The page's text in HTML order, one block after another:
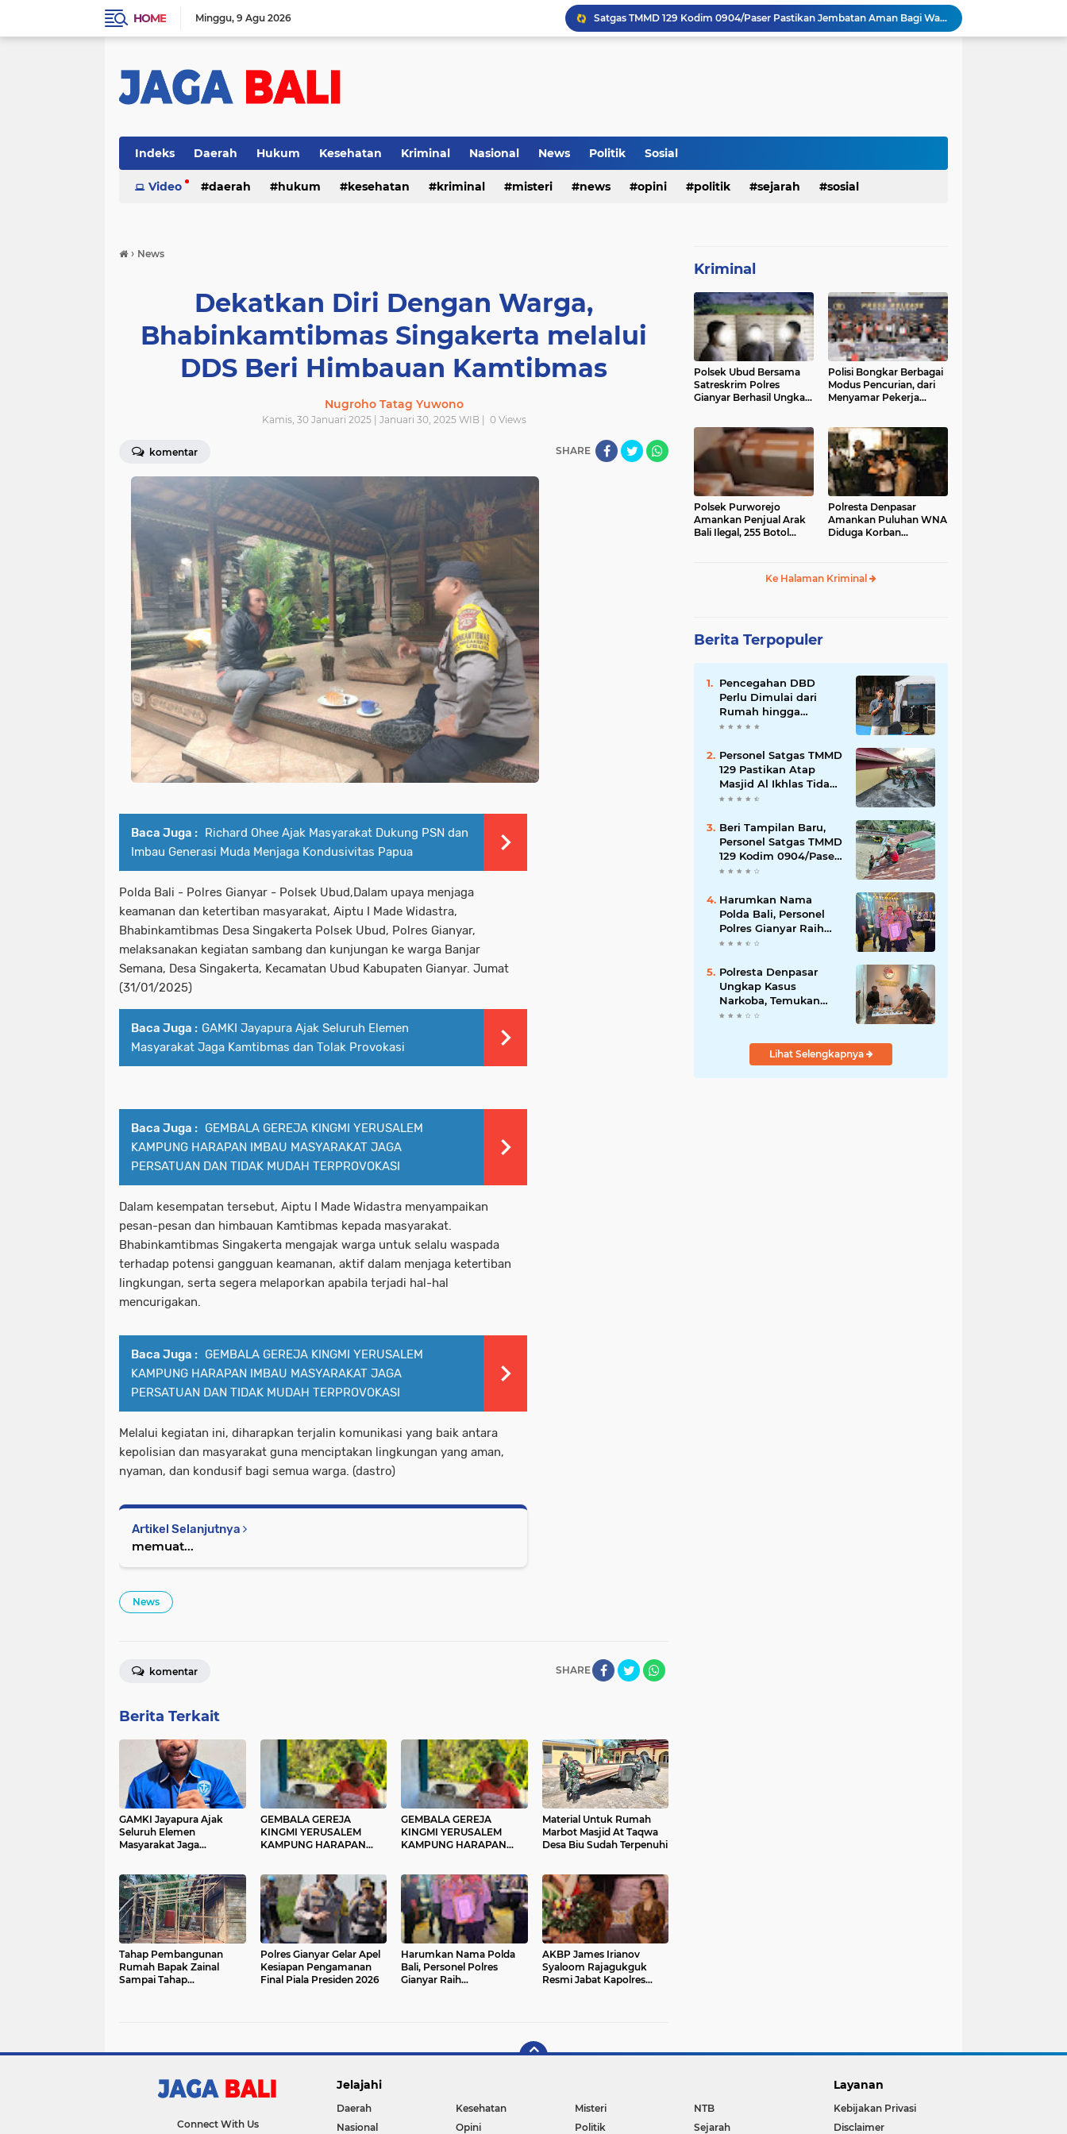
HOME Minggu 9 Agu 2026
Satgas TMMD 129 Kodim 0904/Paser Pastikan Jembatan Aman Bagi Warga
Sasaran RTLH Ke 5 Sudah Mulai Dieksekusi Oleh Satgas TMMD 129 Kodim 0904/Paser
Polres Gianyar Gelar Apel Kesiapan Pengamanan Final Piala Presiden 2026
Indeks Daerah Hukum Kesehatan Kriminal Nasional News Politik Sosial
Video daerah hukum kesehatan kriminal misteri news opini politik sejarah sosial
› News
Dekatkan Diri Dengan Warga,
Bhabinkamtibmas Singakerta melalui
DDS Beri Himbauan Kamtibmas
Nugroho Tatag Yuwono
Kamis, 30 Januari 2025 | Januari 30, 2025 WIB | 0Views
komentar SHARE
Baca Juga : Richard Ohee Ajak Masyarakat Dukung PSN dan
Imbau Generasi Muda Menjaga Kondusivitas Papua
Polda Bali - Polres Gianyar - Polsek Ubud,Dalam upaya menjaga
keamanan dan ketertiban masyarakat, Aiptu I Made Widastra,
Bhabinkamtibmas Desa Singakerta Polsek Ubud, Polres Gianyar,
melaksanakan kegiatan sambang dan kunjungan ke warga Banjar
Semana, Desa Singakerta, Kecamatan Ubud Kabupaten Gianyar. Jumat
(31/01/2025)
Baca Juga : GAMKI Jayapura Ajak Seluruh Elemen
Masyarakat Jaga Kamtibmas dan Tolak Provokasi
Baca Juga : GEMBALA GEREJA KINGMI YERUSALEM
KAMPUNG HARAPAN IMBAU MASYARAKAT JAGA
PERSATUAN DAN TIDAK MUDAH TERPROVOKASI
Dalam kesempatan tersebut, Aiptu I Made Widastra menyampaikan
pesan-pesan dan himbauan Kamtibmas kepada masyarakat.
Bhabinkamtibmas Singakerta mengajak warga untuk selalu waspada
terhadap potensi gangguan keamanan, aktif dalam menjaga ketertiban
lingkungan, serta segera melaporkan apabila terjadi hal-hal
mencurigakan.
Baca Juga : GEMBALA GEREJA KINGMI YERUSALEM
KAMPUNG HARAPAN IMBAU MASYARAKAT JAGA
PERSATUAN DAN TIDAK MUDAH TERPROVOKASI
Melalui kegiatan ini, diharapkan terjalin komunikasi yang baik antara
kepolisian dan masyarakat guna menciptakan lingkungan yang aman,
nyaman, dan kondusif bagi semua warga. (dastro)
Artikel Selanjutnya
memuat...
News
SHARE
komentar
Berita Terkait
GAMKI Jayapura Ajak
Seluruh Elemen
Masyarakat Jaga
GEMBALA GEREJA
KINGMI YERUSALEM
KAMPUNG HARAPAN
TIDAK MUDAH
TERPROVOKASI
GEMBALA GEREJA
KINGMI YERUSALEM
KAMPUNG HARAPAN
TIDAK MUDAH
TERPROVOKASI
Material Untuk Rumah
Marbot Masjid At Taqwa
Desa Biu Sudah Terpenuhi
Tahap Pembangunan
Rumah Bapak Zainal
Sampai Tahap
Polres Gianyar Gelar Apel
Kesiapan Pengamanan
Final Piala Presiden 2026
Harumkan Nama Polda
Bali, Personel Polres
Gianyar Raih
AKBP James Irianov
Syaloom Rajagukguk
Resmi Jabat Kapolres
Kriminal
Polsek Ubud Bersama
Satreskrim Polres
Gianyar Berhasil Ungkap
Polisi Bongkar Berbagai
Modus Pencurian, dari
Menyamar Pekerja
Polsek Purworejo
Amankan Penjual Arak
Bali Ilegal, 255 Botol
Polresta Denpasar
Amankan Puluhan WNA
Diduga Korban
Ke Halaman Kriminal
Berita Terpopuler
Pencegahan DBD
Perlu Dimulai dari
Rumah hingga
Lingkungan Sekolah
Personel Satgas TMMD
129 Pastikan Atap
Masjid Al Ikhlas Tidak
Bocor Lagi
Beri Tampilan Baru,
Personel Satgas TMMD
129 Kodim 0904/Paser
Cat Atap Rumah
Harumkan Nama
Polda Bali, Personel
Polres Gianyar Raih
Penghargaan
Polresta Denpasar
Ungkap Kasus
Narkoba, Temukan
Senpi dan Airsoft Gun
Lihat Selengkapnya
Connect With Us
Jelajahi
Daerah Kesehatan Misteri
NTB
Nasional
Opini Politik Sejarah
Layanan
Kebijakan Privasi
Disclaimer